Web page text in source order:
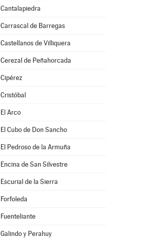
Cantalapiedra
Carrascal de Barregas
Castellanos de Villiquera
Cerezal de Peñahorcada
Cipérez
Cristóbal
El Arco
El Cubo de Don Sancho
El Pedroso de la Armuña
Encina de San Silvestre
Escurial de la Sierra
Forfoleda
Fuenteliante
Galindo y Perahuy